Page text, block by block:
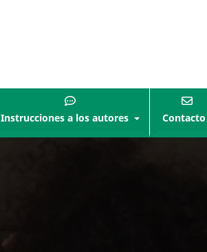
Instrucciones a los autores Contacto